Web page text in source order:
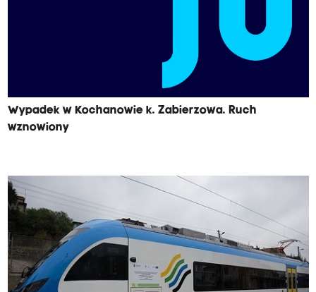
Wypadek w Kochanowie k. Zabierzowa. Ruch
wznowiony